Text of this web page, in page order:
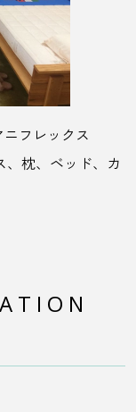
フレックス
、枕、ベッド、カ